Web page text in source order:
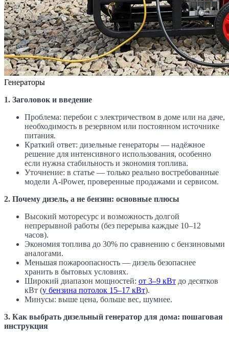
Генераторы
1. Заголовок и введение
Проблема: перебои с электричеством в доме или на даче,
необходимость в резервном или постоянном источнике
питания.
Краткий ответ: дизельные генераторы — надёжное
решение для интенсивного использования, особенно
если нужна стабильность и экономия топлива.
Уточнение: в статье — только реально востребованные
модели A-iPower, проверенные продажами и сервисом.
2. Почему дизель, а не бензин: основные плюсы
Высокий моторесурс и возможность долгой
непрерывной работы (без перерыва каждые 10–12
часов).
Экономия топлива до 30% по сравнению с бензиновыми
аналогами.
Меньшая пожароопасность — дизель безопаснее
хранить в бытовых условиях.
Широкий диапазон мощностей: от 3–9 кВт до десятков
кВт (у бензина потолок 15–17 кВт).
Минусы: выше цена, больше вес, шумнее.
3. Как выбрать дизельный генератор для дома: пошаговая
инструкция